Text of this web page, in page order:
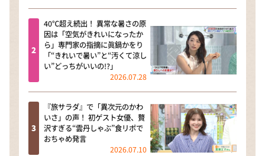
40℃超え続出！ 異常な暑さの原
因は「空気がきれいになったか
ら」専門家の指摘に眞鍋かをり
「“きれいで暑い”と“汚くて涼し
い”どっちがいいの!?」
2026.07.28
『旅サラダ』で「異次元のかわ
いさ」の声！ 初ゲスト女優、贅
沢すぎる“雲丹しゃぶ”食リポで
おちゃめ発言
2026.07.10